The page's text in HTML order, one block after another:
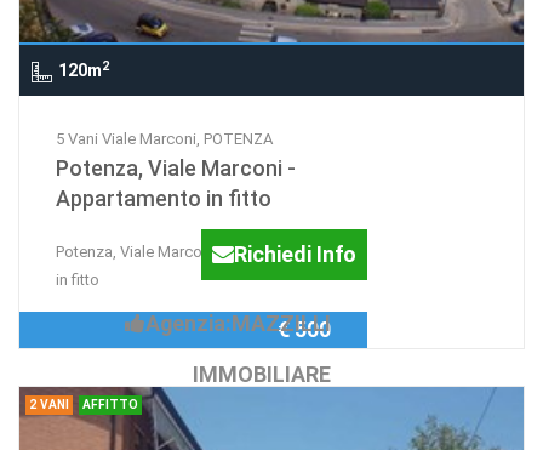
120m2
5 Vani Viale Marconi, POTENZA
Potenza, Viale Marconi -
Appartamento in fitto
Potenza, Viale Marconi - Appartamento
in fitto
Richiedi Info
Agenzia:MAZZILLI
IMMOBILIARE
€ 500
2 VANI AFFITTO